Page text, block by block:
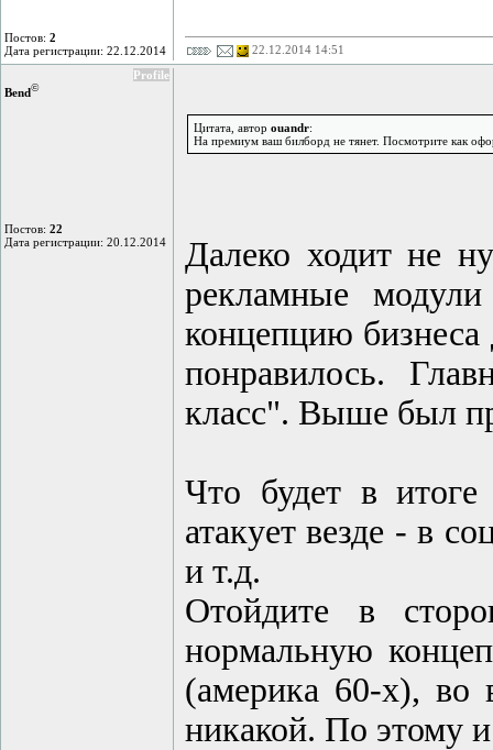
Постов: 2
Дата регистрации: 22.12.2014
22.12.2014 14:51
Profile
Bend©
Постов: 22
Дата регистрации: 20.12.2014
Цитата, автор ouandr:
На премиум ваш билборд не тянет. Посмотрите как
Далеко ходит не
рекламные
концепцию бизнеса
понравилось.
класс". Выше был
Что будет в
атакует везде - в
и т.д.
Отойдите в
нормальную
(америка 60-х), во
никакой. По этому и